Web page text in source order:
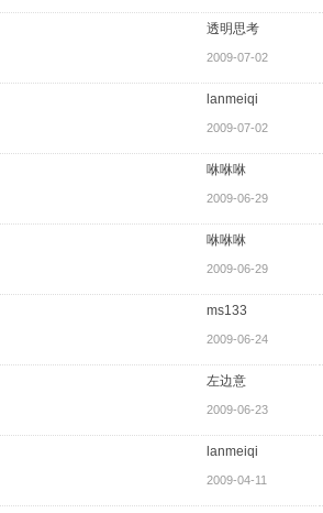
透明思考
2009-07-02
lanmeiqi
2009-07-02
咻咻咻
2009-06-29
咻咻咻
2009-06-29
ms133
2009-06-24
左边意
2009-06-23
lanmeiqi
2009-04-11